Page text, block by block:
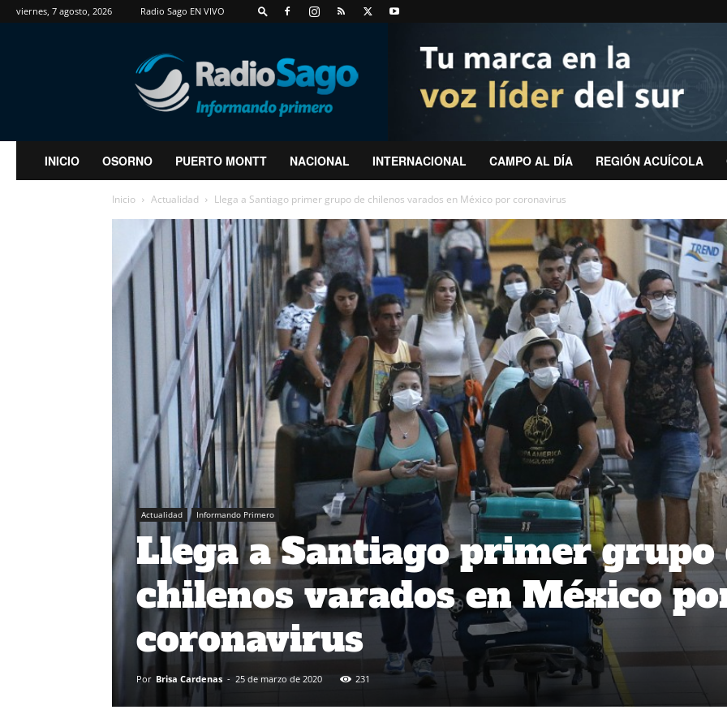
viernes, 7 agosto, 2026 Radio Sago EN VIVO
RadioSago
INICIO OSORNO PUERTO MONTT NACIONAL INTERNACIONAL CAMPO AL DÍA REGIÓN ACUÍCOLA
Inicio Actualidad Llega a Santiago primer grupo de chilenos varados en México por coronavirus
Actualidad Informando Primero
Llega a Santiago primer grupo
chilenos varados en México
coronavirus
Por Brisa Cardenas - 25 de marzo de 2020 231